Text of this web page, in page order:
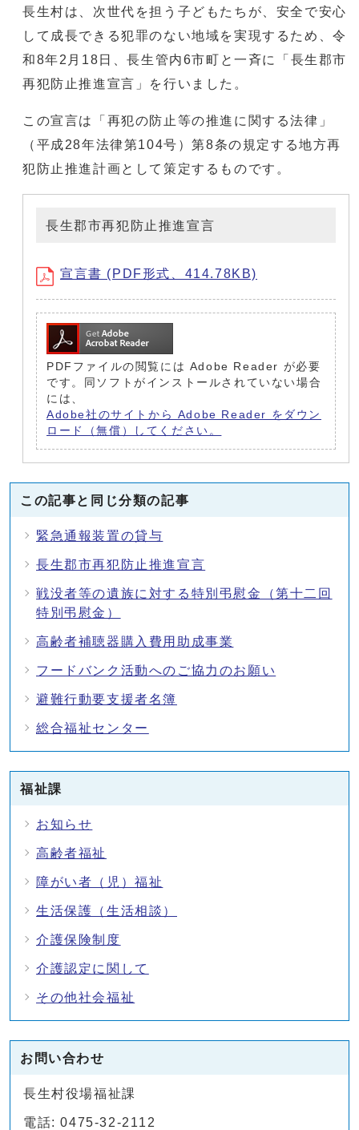
長生村は、次世代を担う子どもたちが、安全で安心
して成長できる犯罪のない地域を実現するため、令
和8年2月18日、長生管内6市町と一斉に「長生郡市
再犯防止推進宣言」を行いました。
この宣言は「再犯の防止等の推進に関する法律」
（平成28年法律第104号）第8条の規定する地方再
犯防止推進計画として策定するものです。
長生郡市再犯防止推進宣言
宣言書 (PDF形式、414.78KB)
PDFファイルの閲覧には Adobe Reader が必要
です。同ソフトがインストールされていない場合
には、
Adobe社のサイトから Adobe Reader をダウン
ロード（無償）してください。
この記事と同じ分類の記事
緊急通報装置の貸与
長生郡市再犯防止推進宣言
戦没者等の遺族に対する特別弔慰金（第十二回
特別弔慰金）
高齢者補聴器購入費用助成事業
フードバンク活動へのご協力のお願い
避難行動要支援者名簿
総合福祉センター
福祉課
お知らせ
高齢者福祉
障がい者（児）福祉
生活保護（生活相談）
介護保険制度
介護認定に関して
その他社会福祉
お問い合わせ
長生村役場福祉課
電話: 0475-32-2112